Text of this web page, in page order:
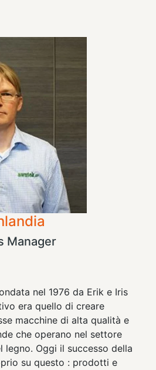
Manager
nel 1976 da Erik e Iris
era quello di creare
macchine di alta qualità e
che operano nel settore
legno. Oggi il successo della
su questo : prodotti e